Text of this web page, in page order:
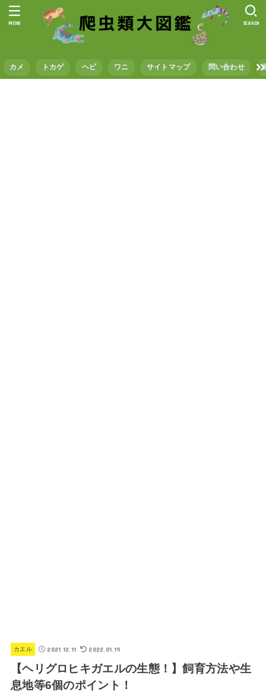
カメ トカゲ ヘビ ワニ サイトマップ 問い合わせ
SEARCH
MENU
カエル 2021.12.11 2022.01.19
【ヘリグロヒキガエルの生態！】飼育方法や生
息地等6個のポイント！